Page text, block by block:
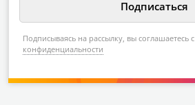
Подписываясь на рассылку, вы соглашаетесь с
конфиденциальности